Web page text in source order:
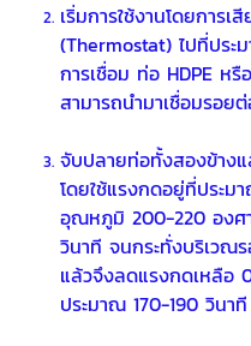
เริ่มการใช้งานโดยการ
(Thermostat) ไปที่ประ
การเชื่อม ท่อ HDPE หรือ
สามารถนำมาเชื่อมรอย
จับปลายท่อทั้งสองข้าง
โดยใช้แรงกดอยู่ที่ประม
อุณหภูมิ 200-220 องศา
วินาที จนกระทั่งบริเวณ
แล้วจึงลดแรงกดเหลือ
ประมาณ 170-190 วินาที